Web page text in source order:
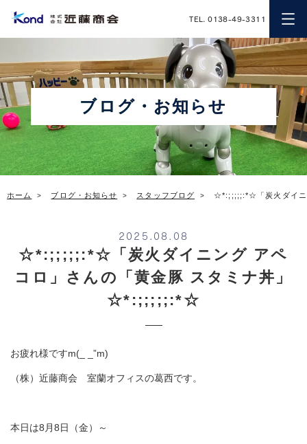
近藤商会
TEL. 0138-49-3311
ブログ・お知らせ
ホーム ブログ・お知らせ スタッフブログ ☆*:;;;;;:*☆「炭火ダイニ
2025.08.08
☆*:;;;;;:*☆「炭火ダイニング アペ
コロ」さんの「黄金豚 スタミナ丼」
☆*:;;;;;:*☆
お疲れ様ですm(_ _”m)
（株）近藤商会 室蘭オフィスの葛西です。
本日は8月8日（金）～